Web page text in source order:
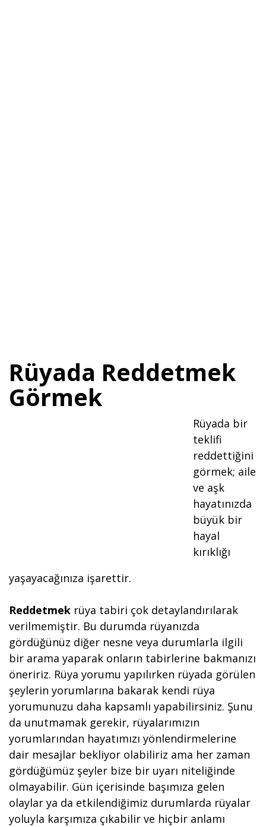
Rüyada Reddetmek
Görmek
Rüyada bir
teklifi
reddettiğini
görmek; aile
ve aşk
hayatınızda
büyük bir
hayal
kırıklığı
yaşayacağınıza işarettir.
Reddetmek rüya tabiri çok detaylandırılarak
verilmemiştir. Bu durumda rüyanızda
gördüğünüz diğer nesne veya durumlarla ilgili
bir arama yaparak onların tabirlerine bakmanızı
öneririz. Rüya yorumu yapılırken rüyada görülen
şeylerin yorumlarına bakarak kendi rüya
yorumunuzu daha kapsamlı yapabilirsiniz. Şunu
da unutmamak gerekir, rüyalarımızın
yorumlarından hayatımızı yönlendirmelerine
dair mesajlar bekliyor olabiliriz ama her zaman
gördüğümüz şeyler bize bir uyarı niteliğinde
olmayabilir. Gün içerisinde başımıza gelen
olaylar ya da etkilendiğimiz durumlarda rüyalar
yoluyla karşımıza çıkabilir ve hiçbir anlamı